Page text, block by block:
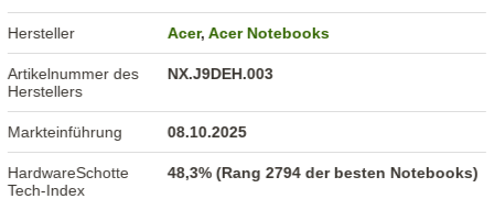
Hersteller Acer,Acer Notebooks
Artikelnummer des
Herstellers
NX.J9DEH.003
Markteinführung 08.10.2025
HardwareSchotte
Tech-Index
48,3% (Rang 2794 der besten Notebooks)